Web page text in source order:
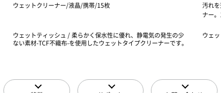
ウェットクリーナー/液晶/携帯/15枚
ウェットティッシュ / 柔らかく保水性に優れ、静電気の発生の少
ない素材-TCF不織布-を使用したウェットタイプクリーナーです。
汚れ
ナー
ウェ